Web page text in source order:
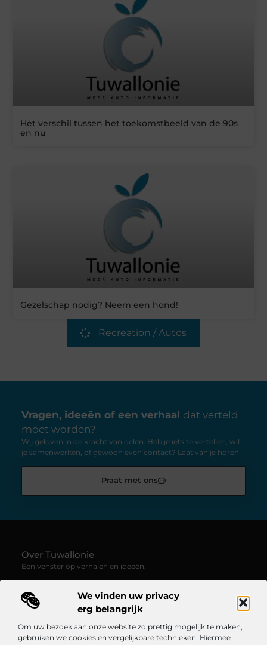
We vinden uw privacy
erg belangrijk
Om uw bezoek aan onze website zo prettig mogelijk te maken,
gebruiken we cookies en vergelijkbare technieken. Hiermee
Het verschil tussen het toekomstbeeld van de 90s
en nu
Gezelschap nodig? Neem een hond!
Recreation / Autos
Vragen, ideeën of een verhaal dat verteld
moet worden?
Wij geloven in de kracht van delen. Heb je iets te vertellen, wil
je samenwerken, of gewoon even contact? Laat van je horen!
Praat met ons
Over Tuwallonie
Een venster op verhalen en ideeën.
inspiratie, creativiteit en inzichten uit het dagelijks leven. Laat
je meevoeren door uiteenlopende stemmen, onderwerpen en